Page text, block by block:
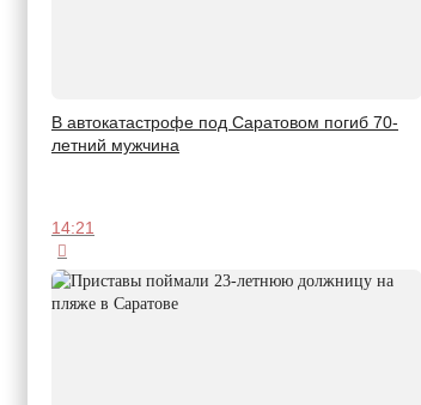
В автокатастрофе под Саратовом погиб 70-
летний мужчина
14:21